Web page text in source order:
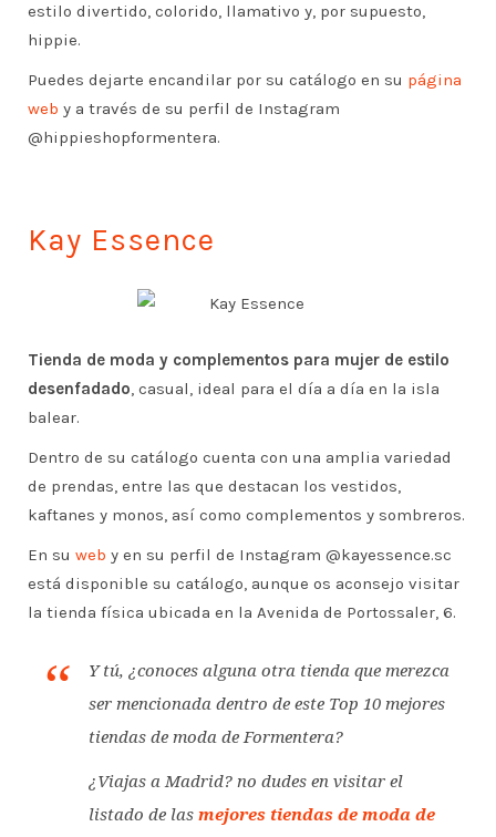
estilo divertido, colorido, llamativo y, por supuesto,
hippie.
Puedes dejarte encandilar por su catálogo en su página
web y a través de su perfil de Instagram
@hippieshopformentera.
Kay Essence
Tienda de moda y complementos para mujer de estilo
desenfadado, casual, ideal para el día a día en la isla
balear.
Dentro de su catálogo cuenta con una amplia variedad
de prendas, entre las que destacan los vestidos,
kaftanes y monos, así como complementos y sombreros.
En su web y en su perfil de Instagram @kayessence.sc
está disponible su catálogo, aunque os aconsejo visitar
la tienda física ubicada en la Avenida de Portossaler, 6.
Y tú, ¿conoces alguna otra tienda que merezca
ser mencionada dentro de este Top 10 mejores
tiendas de moda de Formentera?
¿Viajas a Madrid? no dudes en visitar el
listado de las mejores tiendas de moda de